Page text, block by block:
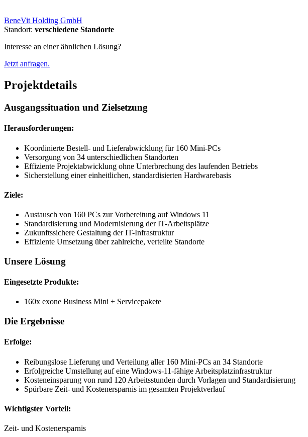
BeneVit Holding GmbH
Standort: verschiedene Standorte
Interesse an einer ähnlichen Lösung?
Jetzt anfragen.
Projektdetails
Ausgangssituation und Zielsetzung
Herausforderungen:
Koordinierte Bestell- und Lieferabwicklung für 160 Mini-PCs
Versorgung von 34 unterschiedlichen Standorten
Effiziente Projektabwicklung ohne Unterbrechung des laufenden Betriebs
Sicherstellung einer einheitlichen, standardisierten Hardwarebasis
Ziele:
Austausch von 160 PCs zur Vorbereitung auf Windows 11
Standardisierung und Modernisierung der IT-Arbeitsplätze
Zukunftssichere Gestaltung der IT-Infrastruktur
Effiziente Umsetzung über zahlreiche, verteilte Standorte
Unsere Lösung
Eingesetzte Produkte:
160x exone Business Mini + Servicepakete
Die Ergebnisse
Erfolge:
Reibungslose Lieferung und Verteilung aller 160 Mini-PCs an 34 Standorte
Erfolgreiche Umstellung auf eine Windows-11-fähige Arbeitsplatzinfrastruktur
Kosteneinsparung von rund 120 Arbeitsstunden durch Vorlagen und Standardisierung
Spürbare Zeit- und Kostenersparnis im gesamten Projektverlauf
Wichtigster Vorteil:
Zeit- und Kostenersparnis